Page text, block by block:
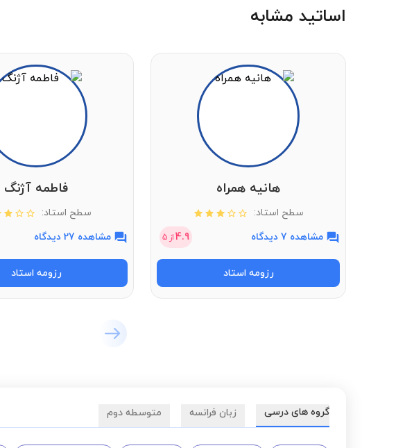
اساتید مشابه
هانیه همراه
سطح استاد:
مشاهده 7 دیدگاه
4.9از 5
رزومه استاد
فاطمه آژنگ
سطح استاد:
مشاهده 27 دیدگاه
رزومه استاد
گروه های درسی زبان فرانسه متوسطه دوم